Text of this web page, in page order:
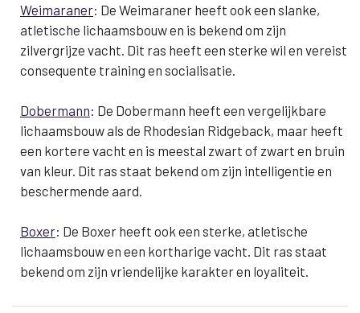
Weimaraner: De Weimaraner heeft ook een slanke,
atletische lichaamsbouw en is bekend om zijn
zilvergrijze vacht. Dit ras heeft een sterke wil en vereist
consequente training en socialisatie.
Dobermann: De Dobermann heeft een vergelijkbare
lichaamsbouw als de Rhodesian Ridgeback, maar heeft
een kortere vacht en is meestal zwart of zwart en bruin
van kleur. Dit ras staat bekend om zijn intelligentie en
beschermende aard.
Boxer: De Boxer heeft ook een sterke, atletische
lichaamsbouw en een kortharige vacht. Dit ras staat
bekend om zijn vriendelijke karakter en loyaliteit.